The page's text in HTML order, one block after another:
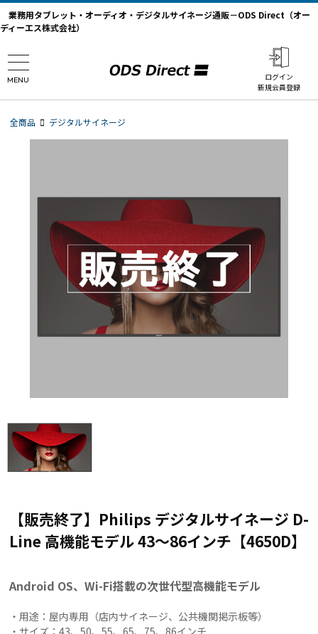
業務用タブレット・オーディオ・デジタルサイネージ通販－ODS Direct（オー
ディーエス株式会社）
MENU
ログイン
新規会員登録
全商品 デジタルサイネージ
【販売終了】Philips デジタルサイネージ D-
Line 高機能モデル 43～86インチ【4650D】
Android OS、Wi-Fi搭載の次世代型高機能モデル
・用途：屋内専用（店内サイネージ、公共機関掲示板等）
・サイズ：43、50、55、65、75、86インチ